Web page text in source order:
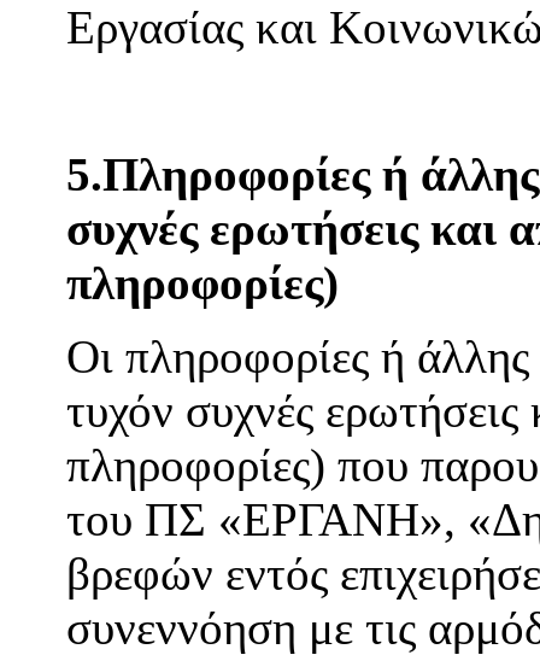
Εργασίας και
5.Πληροφορίες ή άλλης
συχνές ερωτήσεις και
πληροφορίες)
Οι πληροφορίες ή άλλης
τυχόν συχνές ερωτήσεις
πληροφορίες) που
του ΠΣ «ΕΡΓΑΝΗ»,
βρεφών εντός
συνεννόηση με τις